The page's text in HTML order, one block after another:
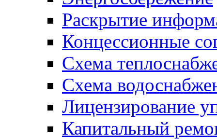
Раскрытие
Концессионные
Схема
Схема
Лицензирование
Капитальный